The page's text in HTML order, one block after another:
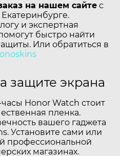
на нашем сайте с
и экспертная
быстро найти
Или обратиться в
защите экрана
Honor Watch стоит
пленка.
вашего гаджета
Установите сами или
профессиональной
магазинах.